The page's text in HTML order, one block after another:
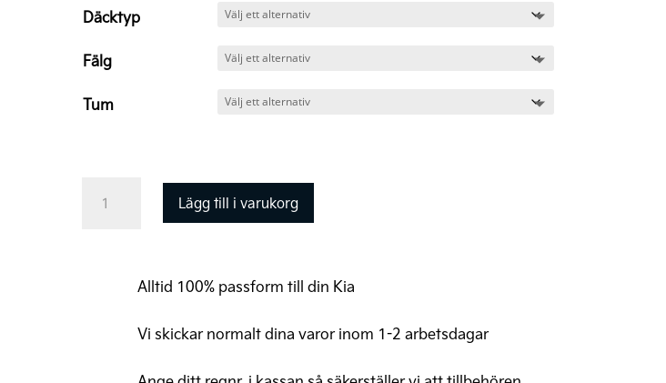
Däcktyp
Fälg
Tum
(däck+fälg+tpms)
Lägg till i varukorg
Alltid 100% passform till din Kia
Vi skickar normalt dina varor inom 1-2 arbetsdagar